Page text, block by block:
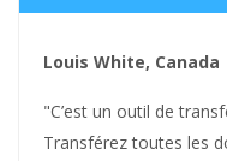
Louis White, Canada
"C’est un outil de
Transférez toutes les